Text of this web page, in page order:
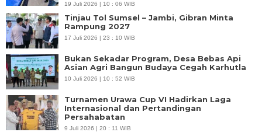
19 Juli 2026 | 10 : 06 WIB
Tinjau Tol Sumsel – Jambi, Gibran Minta
Rampung 2027
17 Juli 2026 | 23 : 10 WIB
Bukan Sekadar Program, Desa Bebas Api
Asian Agri Bangun Budaya Cegah Karhutla
10 Juli 2026 | 10 : 52 WIB
Turnamen Urawa Cup VI Hadirkan Laga
Internasional dan Pertandingan
Persahabatan
9 Juli 2026 | 20 : 11 WIB